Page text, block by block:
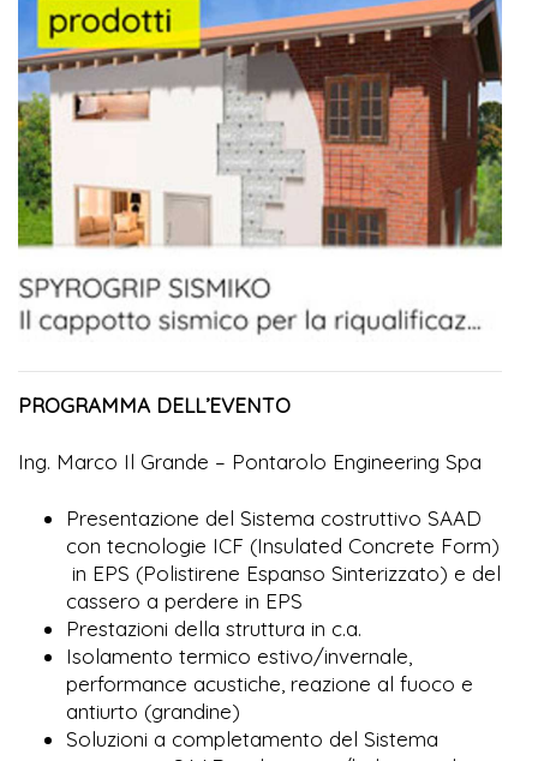
PROGRAMMA DELL’EVENTO
Ing. Marco Il Grande – Pontarolo Engineering Spa
Presentazione del Sistema costruttivo SAAD
con tecnologie ICF (Insulated Concrete Form)
in EPS (Polistirene Espanso Sinterizzato) e del
cassero a perdere in EPS
Prestazioni della struttura in c.a.
Isolamento termico estivo/invernale,
performance acustiche, reazione al fuoco e
antiurto (grandine)
Soluzioni a completamento del Sistema